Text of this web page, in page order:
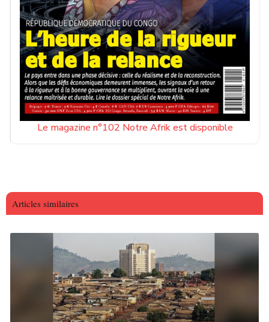
Le magazine n°102 Notre Afrik est disponible
Articles similaires